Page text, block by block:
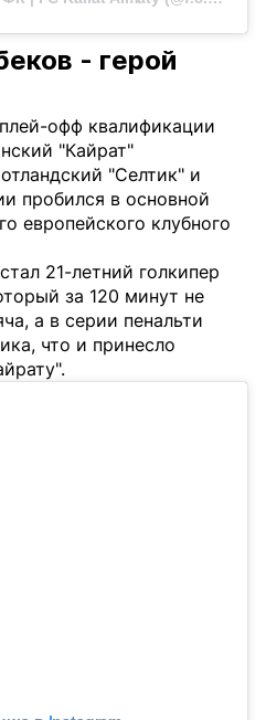
- герой
офф квалификации
"Кайрат"
"Селтик" и
пробился в основной
европейского клубного
21-летний голкипер
за 120 минут не
а в серии пенальти
что и принесло